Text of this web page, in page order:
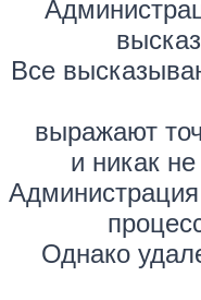
Все
выражают
и никак
Однако